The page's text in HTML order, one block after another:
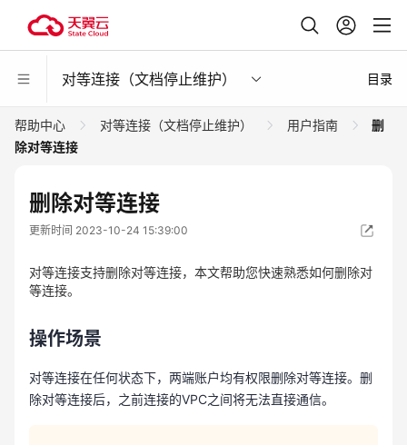
对等连接（文档停止维护） 目录
帮助中心 对等连接（文档停止维护） 用户指南
删
除对等连接
删除对等连接
更新时间 2023-10-24 15:39:00
对等连接支持删除对等连接，本文帮助您快速熟悉如何删除对
等连接。
操作场景
对等连接在任何状态下，两端账户均有权限删除对等连接。删
除对等连接后，之前连接的VPC之间将无法直接通信。